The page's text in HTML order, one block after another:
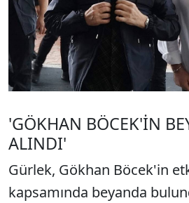
'GÖKHAN BÖCEK'İN
ALINDI'
Gürlek, Gökhan Böcek'in
kapsamında beyanda